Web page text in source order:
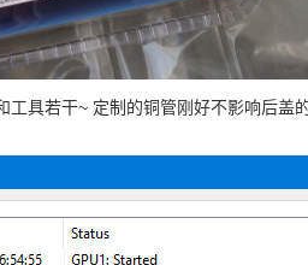
工具若干~ 定制的铜管刚好不影响后盖